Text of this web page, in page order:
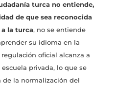
turca no entiende,
de que sea reconocida
la turca, no se entiende
su idioma en la
oficial alcanza a
privada, lo que se
de la normalización del